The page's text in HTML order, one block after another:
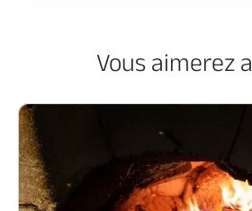
Vous aimerez